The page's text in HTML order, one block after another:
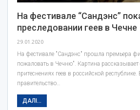
На фестивале “Сандэнс”
преследовании геев в Чечне
29.01.2020
На фестивале "Сандэнс" прошла премьера
пожаловать в Чечню". Картина рассказывает
притеснениях геев в российской
правительство…
ДАЛІ...